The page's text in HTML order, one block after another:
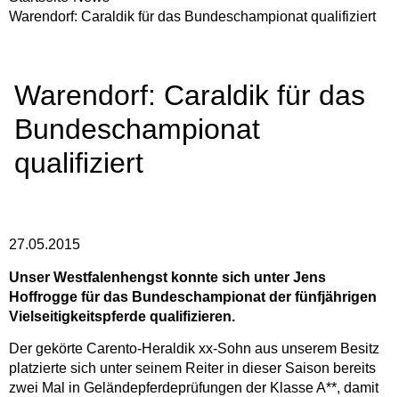
Warendorf: Caraldik für das Bundeschampionat qualifiziert
Warendorf: Caraldik für das
Bundeschampionat
qualifiziert
27.05.2015
Unser Westfalenhengst konnte sich unter Jens
Hoffrogge für das Bundeschampionat der fünfjährigen
Vielseitigkeitspferde qualifizieren.
Der gekörte Carento-Heraldik xx-Sohn aus unserem Besitz
platzierte sich unter seinem Reiter in dieser Saison bereits
zwei Mal in Geländepferdeprüfungen der Klasse A**, damit